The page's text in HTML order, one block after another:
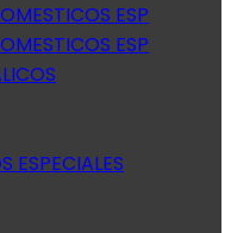
ESP
ESP
ESPECIALES